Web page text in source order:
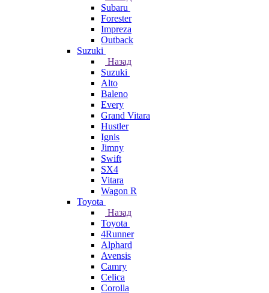
Subaru
Forester
Impreza
Outback
Suzuki
Назад
Suzuki
Alto
Baleno
Every
Grand Vitara
Hustler
Ignis
Jimny
Swift
SX4
Vitara
Wagon R
Toyota
Назад
Toyota
4Runner
Alphard
Avensis
Camry
Celica
Corolla